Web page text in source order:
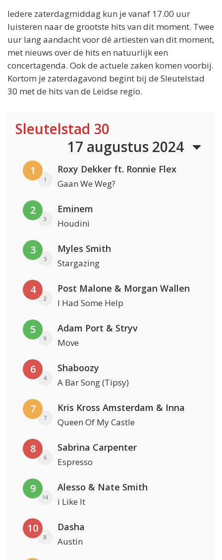
Iedere zaterdagmiddag kun je vanaf 17.00 uur
luisteren naar de grootste hits van dit moment. Twee
uur lang aandacht voor dé artiesten van dit moment,
met nieuws over de hits en natuurlijk een
concertagenda. Ook de actuele zaken komen voorbij.
Kortom je zaterdagavond begint bij de Sleutelstad
30 met de hits van de Leidse regio.
Sleutelstad 30
17 augustus 2024
1
1
Roxy Dekker ft. Ronnie Flex
Gaan We Weg?
2
3
Eminem
Houdini
3
5
Myles Smith
Stargazing
4
2
Post Malone & Morgan Wallen
I Had Some Help
5
9
Adam Port & Stryv
Move
6
4
Shaboozy
A Bar Song (Tipsy)
7
7
Kris Kross Amsterdam & Inna
Queen Of My Castle
8
6
Sabrina Carpenter
Espresso
9
14
Alesso & Nate Smith
i Like It
10
8
Dasha
Austin